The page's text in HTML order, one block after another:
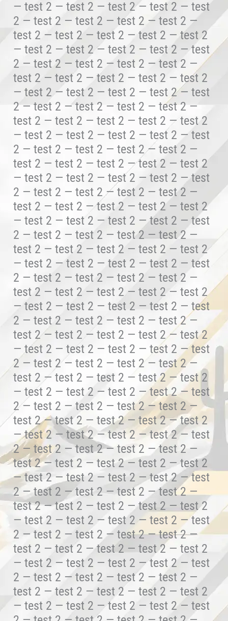
— test 2 — test 2 — test 2 — test 2 — test
2 — test 2 — test 2 — test 2 — test 2 —
test 2 — test 2 — test 2 — test 2 — test 2
— test 2 — test 2 — test 2 — test 2 — test
2 — test 2 — test 2 — test 2 — test 2 —
test 2 — test 2 — test 2 — test 2 — test 2
— test 2 — test 2 — test 2 — test 2 — test
2 — test 2 — test 2 — test 2 — test 2 —
test 2 — test 2 — test 2 — test 2 — test 2
— test 2 — test 2 — test 2 — test 2 — test
2 — test 2 — test 2 — test 2 — test 2 —
test 2 — test 2 — test 2 — test 2 — test 2
— test 2 — test 2 — test 2 — test 2 — test
2 — test 2 — test 2 — test 2 — test 2 —
test 2 — test 2 — test 2 — test 2 — test 2
— test 2 — test 2 — test 2 — test 2 — test
2 — test 2 — test 2 — test 2 — test 2 —
test 2 — test 2 — test 2 — test 2 — test 2
— test 2 — test 2 — test 2 — test 2 — test
2 — test 2 — test 2 — test 2 — test 2 —
test 2 — test 2 — test 2 — test 2 — test 2
— test 2 — test 2 — test 2 — test 2 — test
2 — test 2 — test 2 — test 2 — test 2 —
test 2 — test 2 — test 2 — test 2 — test 2
— test 2 — test 2 — test 2 — test 2 — test
2 — test 2 — test 2 — test 2 — test 2 —
test 2 — test 2 — test 2 — test 2 — test 2
— test 2 — test 2 — test 2 — test 2 — test
2 — test 2 — test 2 — test 2 — test 2 —
test 2 — test 2 — test 2 — test 2 — test 2
— test 2 — test 2 — test 2 — test 2 — test
2 — test 2 — test 2 — test 2 — test 2 —
test 2 — test 2 — test 2 — test 2 — test 2
— test 2 — test 2 — test 2 — test 2 — test
2 — test 2 — test 2 — test 2 — test 2 —
test 2 — test 2 — test 2 — test 2 — test 2
— test 2 — test 2 — test 2 — test 2 — test
2 — test 2 — test 2 — test 2 — test 2 —
test 2 — test 2 — test 2 — test 2 — test 2
— test 2 — test 2 — test 2 — test 2 — test
2 — test 2 — test 2 — test 2 — test 2 —
test 2 — test 2 — test 2 — test 2 — test 2
— test 2 — test 2 — test 2 — test 2 — test